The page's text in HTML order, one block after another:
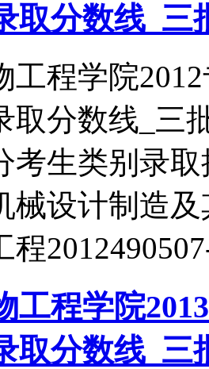
取分数线_三
工程学院
取分数线_三
考生类别录取
械设计制造及
程
工程学院
取分数线_三